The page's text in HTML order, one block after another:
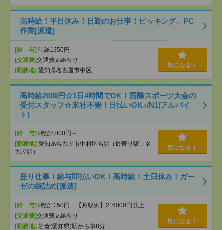
高時給！平日休み！日勤のお仕事！ピッキング、PC
作業[派遣]
[給 与] 時給1350円
[交通費]交通費支給有り
[勤務地] 愛知県名古屋市中区
気になる！
高時給2000円☆1日4時間でOK！国際スポーツ大会の
受付スタッフ☆来社不要！日払いOK♪/N1[アルバイ
ト]
[給 与] 時給2,000円～
[勤務地] 愛知県名古屋市中村区名駅（最寄り駅：名
古屋駅）
気になる！
座り仕事！給与即払いOK！高時給！土日休み！ガー
ゼの袋詰め[派遣]
[給 与] 時給1350円 【月収例】216000円以上
[交通費]交通費支給有り
[勤務地] 岩倉(愛知県)駅から車8分
気になる！